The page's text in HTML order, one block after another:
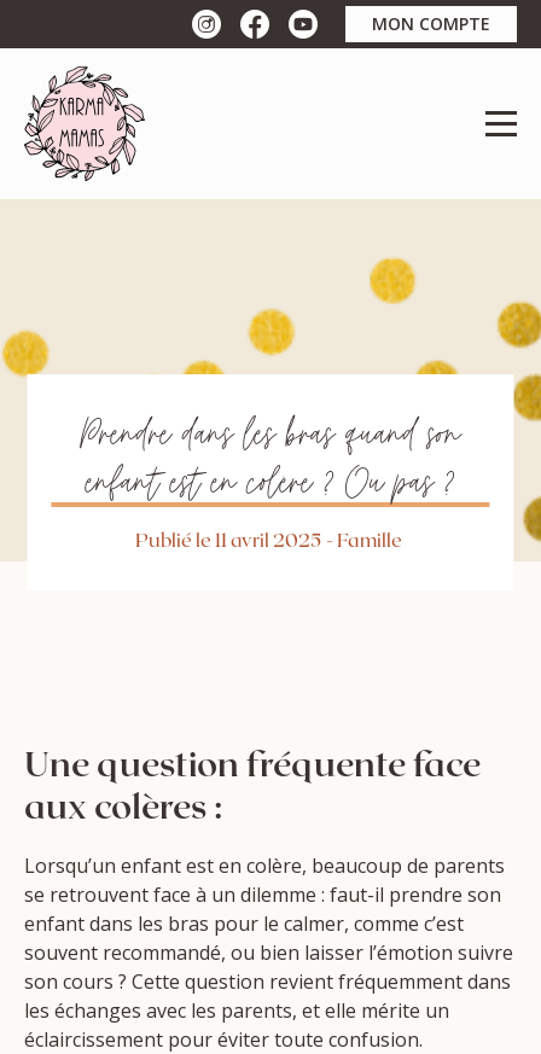
MON COMPTE
Prendre dans les bras quand son
enfant est en colère ? Ou pas ?
Publié le 11 avril 2025 - Famille
Une question fréquente face
aux colères :
Lorsqu’un enfant est en colère, beaucoup de parents
se retrouvent face à un dilemme : faut-il prendre son
enfant dans les bras pour le calmer, comme c’est
souvent recommandé, ou bien laisser l’émotion suivre
son cours ? Cette question revient fréquemment dans
les échanges avec les parents, et elle mérite un
éclaircissement pour éviter toute confusion.